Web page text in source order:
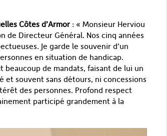
Côtes d’Armor: « Monsieur Herviou
de Directeur Général. Nos cinq années
Je garde le souvenir d’un
en situation de handicap.
beaucoup de mandats, faisant de lui un
souvent sans détours, ni concessions
des personnes. Profond respect
participé grandement à la